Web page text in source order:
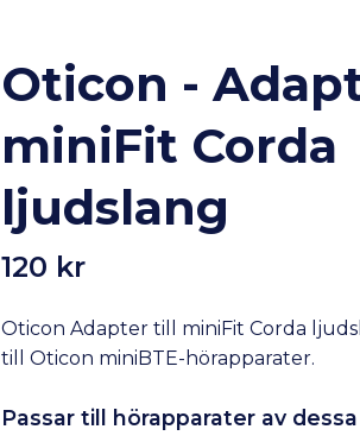
Oticon -
miniFit Corda
ljudslang
120 kr
Oticon Adapter till miniFit Corda
till Oticon miniBTE-hörapparater.
Passar till hörapparater av